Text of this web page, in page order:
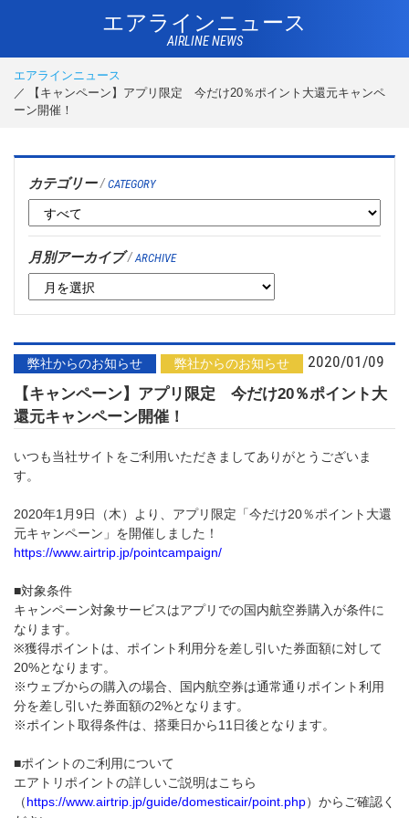
エアラインニュース
AIRLINE NEWS
エアラインニュース
【キャンペーン】アプリ限定 今だけ20％ポイント大還元キャンペ
ーン開催！
カテゴリー/ CATEGORY
月別アーカイブ/ ARCHIVE
弊社からのお知らせ 弊社からのお知らせ
2020/01/09
【キャンペーン】アプリ限定 今だけ20％ポイント大
還元キャンペーン開催！
いつも当社サイトをご利用いただきましてありがとうございま
す。
2020年1月9日（木）より、アプリ限定「今だけ20％ポイント大還
元キャンペーン」を開催しました！
https://www.airtrip.jp/pointcampaign/
■対象条件
キャンペーン対象サービスはアプリでの国内航空券購入が条件に
なります。
※獲得ポイントは、ポイント利用分を差し引いた券面額に対して
20%となります。
※ウェブからの購入の場合、国内航空券は通常通りポイント利用
分を差し引いた券面額の2%となります。
※ポイント取得条件は、搭乗日から11日後となります。
■ポイントのご利用について
エアトリポイントの詳しいご説明はこちら
（https://www.airtrip.jp/guide/domesticair/point.php）からご確認く